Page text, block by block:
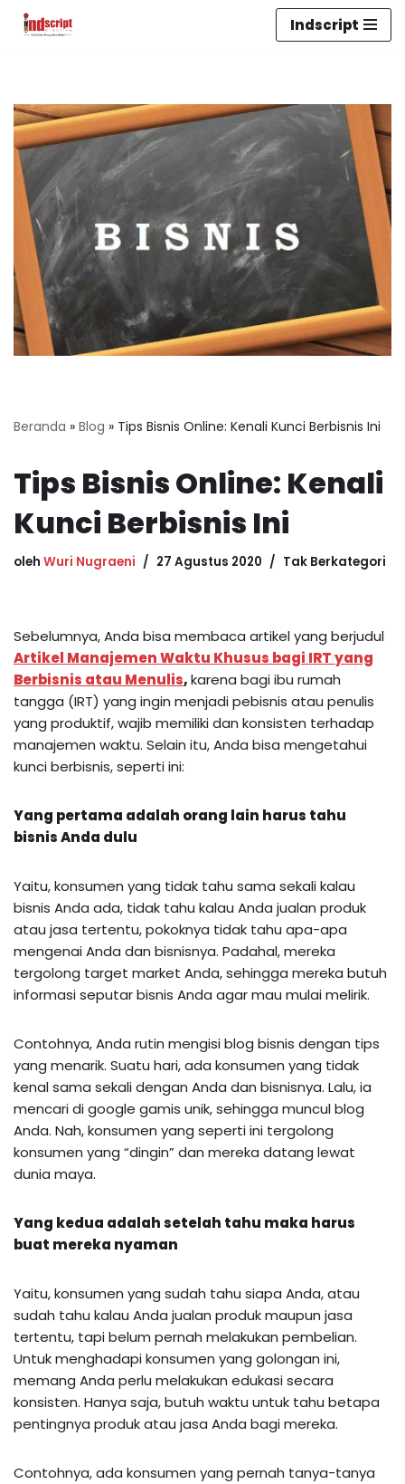
Indscript
Beranda » Blog » Tips Bisnis Online: Kenali Kunci Berbisnis Ini
Tips Bisnis Online: Kenali
Kunci Berbisnis Ini
oleh Wuri Nugraeni 27 Agustus 2020 Tak Berkategori
Sebelumnya, Anda bisa membaca artikel yang berjudul
Artikel Manajemen Waktu Khusus bagi IRT yang
Berbisnis atau Menulis,karena bagi ibu rumah
tangga (IRT) yang ingin menjadi pebisnis atau penulis
yang produktif, wajib memiliki dan konsisten terhadap
manajemen waktu. Selain itu, Anda bisa mengetahui
kunci berbisnis, seperti ini:
Yang pertama adalah orang lain harus tahu
bisnis Anda dulu
Yaitu, konsumen yang tidak tahu sama sekali kalau
bisnis Anda ada, tidak tahu kalau Anda jualan produk
atau jasa tertentu, pokoknya tidak tahu apa-apa
mengenai Anda dan bisnisnya. Padahal, mereka
tergolong target market Anda, sehingga mereka butuh
informasi seputar bisnis Anda agar mau mulai melirik.
Contohnya, Anda rutin mengisi blog bisnis dengan tips
yang menarik. Suatu hari, ada konsumen yang tidak
kenal sama sekali dengan Anda dan bisnisnya. Lalu, ia
mencari di google gamis unik, sehingga muncul blog
Anda. Nah, konsumen yang seperti ini tergolong
konsumen yang “dingin” dan mereka datang lewat
dunia maya.
Yang kedua adalah setelah tahu maka harus
buat mereka nyaman
Yaitu, konsumen yang sudah tahu siapa Anda, atau
sudah tahu kalau Anda jualan produk maupun jasa
tertentu, tapi belum pernah melakukan pembelian.
Untuk menghadapi konsumen yang golongan ini,
memang Anda perlu melakukan edukasi secara
konsisten. Hanya saja, butuh waktu untuk tahu betapa
pentingnya produk atau jasa Anda bagi mereka.
Contohnya, ada konsumen yang pernah tanya-tanya